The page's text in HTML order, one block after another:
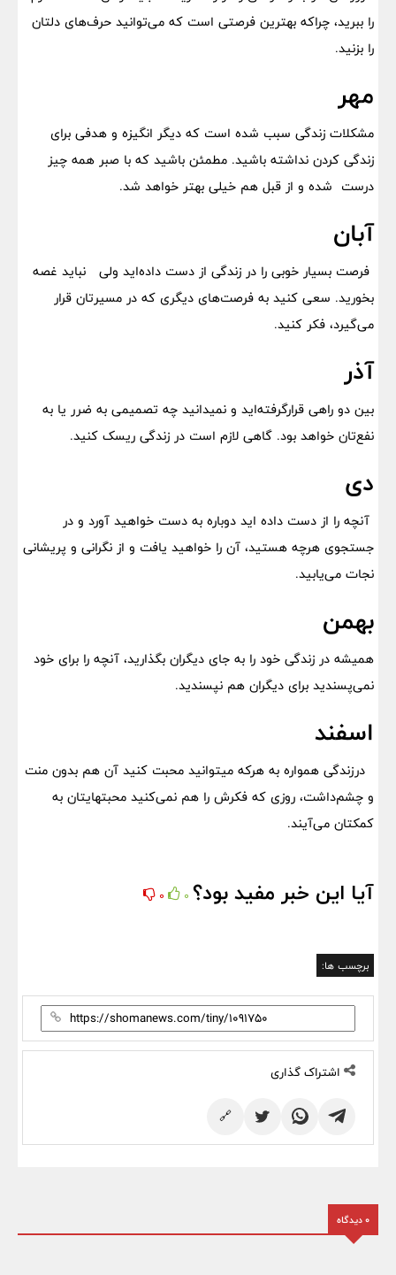
را ببرید، چراکه بهترین فرصتی است که می‌توانید حرف‌های دلتان
را بزنید.
مهر
مشکلات زندگی سبب شده است که دیگر انگیزه و هدفی برای
زندگی کردن نداشته باشید. مطمئن باشید که با صبر همه چیز
درست شده و از قبل هم خیلی بهتر خواهد شد.‌
آبان
فرصت بسیار خوبی را در زندگی از دست داده‌اید ولی نباید غصه
بخورید. سعی کنید به فرصت‌های دیگری که در مسیرتان قرار
می‌گیرد، فکر کنید.
آذر
بین دو راهی قرارگرفته‌اید و نمیدانید چه تصمیمی به ضرر یا به
نفع‌تان خواهد بود. گاهی لازم است در زندگی ریسک کنید.
دی
آنچه را از دست داده اید دوباره به دست خواهید آورد و در
جستجوی هرچه هستید، آن را خواهید یافت و از نگرانی و پریشانی
نجات می‌یابید.
بهمن
همیشه در زندگی خود را به جای دیگران بگذارید، آنچه را برای خود
نمی‌پسندید برای دیگران هم نپسندید.
اسفند
درزندگی همواره به هرکه میتوانید محبت کنید آن هم بدون منت
و چشم‌داشت، روزی که فکرش را هم نمی‌کنید محبتهایتان به
کمکتان می‌آیند.
آیا این خبر مفید بود؟ 0
0
برچسب ها:
اشتراک گذاری
🔗
0 دیدگاه